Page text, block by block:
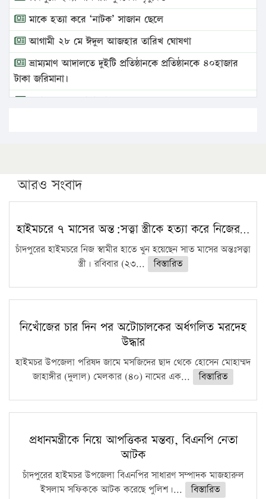
মাকে হত্যা করে ‘নাটক’ সাজান ছেলে
আগামী ২৮ মে ঈদুল আজহার তারিখ ঘোষণা
ভ্রাম্যমাণ আদালতে দুইটি প্রতিষ্ঠানকে প্রতিষ্ঠানকে ৪০হাজার
টাকা জরিমানা।
এবার লঞ্চের ভাড়া বাড়ল
পিএইচডি করছেন কুয়েটের কৃতি…
সারা দেশে বজ্রাঘাতে ১৪ জনের প্রাণহানি
কঠোর হচ্ছে এসএসসি ও এইচএসসি পরীক্ষা
ফরিদগঞ্জে আগুনে পুড়লো ৬ ব্যবসা প্রতিষ্ঠান
আরও সংবাদ
হাইমচরে ৭ মাসের অন্ত:সত্ত্বা স্ত্রীকে হত্যা করে নিজের…
চাঁদপুরের হাইমচরে নিজ স্বামীর হাতে খুন হয়েছেন সাত মাসের অন্তঃসত্ত্বা
স্ত্রী। রবিবার (২৩...
বিস্তারিত
নিখোঁজের চার দিন পর অটোচালকের অর্ধগলিত মরদেহ
উদ্ধার
হাইমচর উপজেলা পরিষদ জামে মসজিদের ছাদ থেকে হোসেন মোহাম্মদ
জাহাঙ্গীর (দুলাল) মেলকার (৪০) নামের এক...
বিস্তারিত
প্রধানমন্ত্রীকে নিয়ে আপত্তিকর মন্তব্য, বিএনপি নেতা
আটক
চাঁদপুরের হাইমচর উপজেলা বিএনপির সাধারণ সম্পাদক মাজহারুল
ইসলাম সফিককে আটক করেছে পুলিশ।...
বিস্তারিত